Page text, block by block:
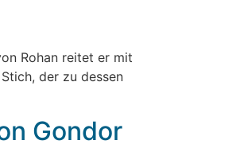
Rohan reitet er mit
der zu dessen
Gondor